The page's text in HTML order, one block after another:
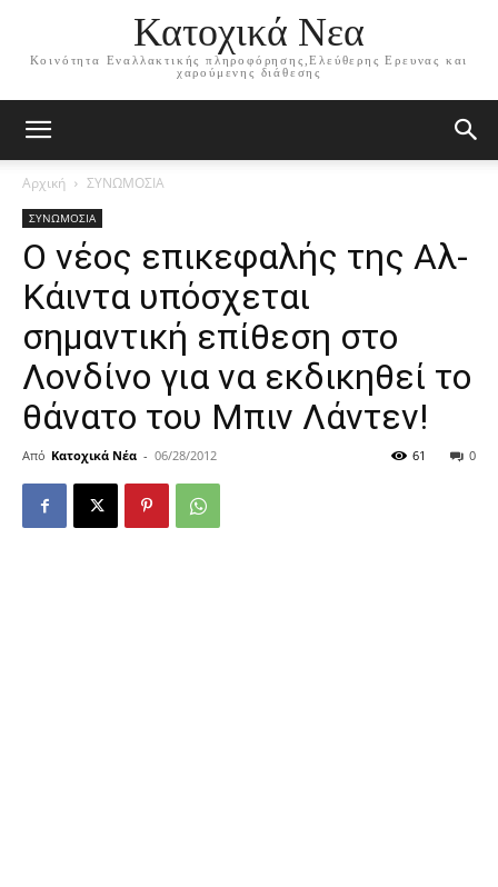
Κατοχικά Νεα
Κοινότητα Εναλλακτικής πληροφόρησης,Ελεύθερης Ερευνας και
χαρούμενης διάθεσης
Αρχική ΣΥΝΩΜΟΣΙΑ
ΣΥΝΩΜΟΣΙΑ
Ο νέος επικεφαλής της Αλ-
Κάιντα υπόσχεται
σημαντική επίθεση στο
Λονδίνο για να εκδικηθεί το
θάνατο του Μπιν Λάντεν!
Από Κατοχικά Νέα - 06/28/2012 0
61